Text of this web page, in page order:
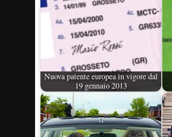
Nuova patente europea in vigore dal
19 gennaio 2013